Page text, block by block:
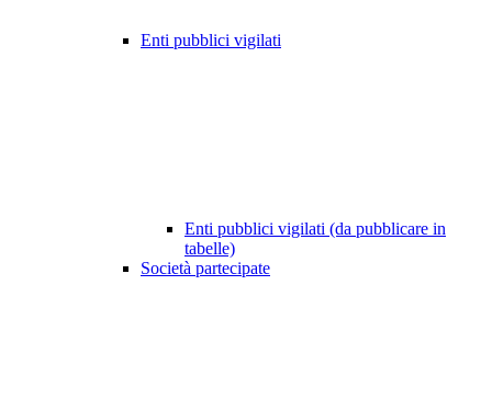
Enti pubblici vigilati
Enti pubblici vigilati (da pubblicare in
tabelle)
Società partecipate